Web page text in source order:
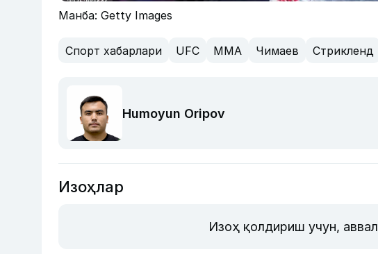
Манба: Getty Images
Спорт хабарлари UFC MMA Чимаев Стрикленд
Humoyun Oripov
Изоҳлар
Изоҳ қолдириш учун, аввал